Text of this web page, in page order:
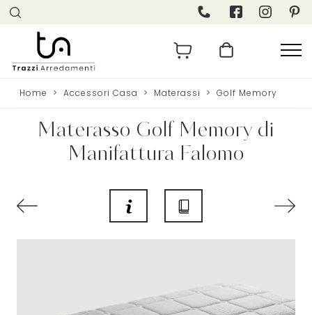
Home > Accessori Casa > Materassi > Golf Memory
Materasso Golf Memory di
Manifattura Falomo